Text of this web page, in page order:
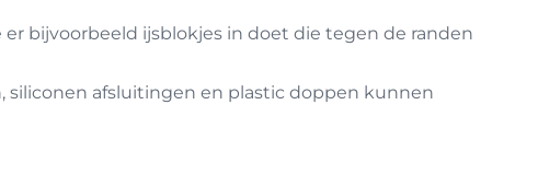
bijvoorbeeld ijsblokjes in doet die tegen de randen
siliconen afsluitingen en plastic doppen kunnen